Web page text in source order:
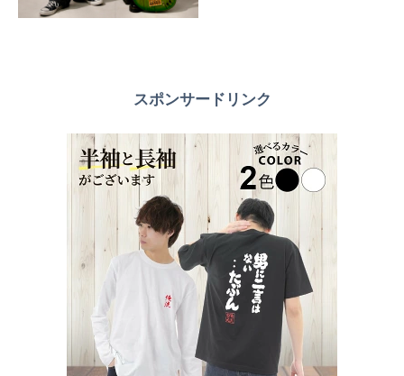
スポンサードリンク